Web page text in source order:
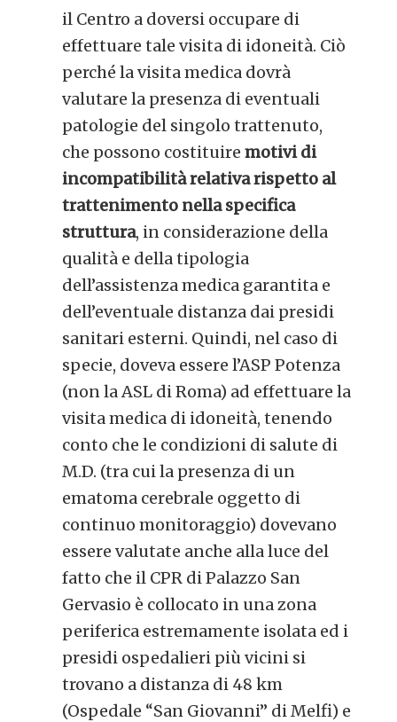
il Centro a doversi occupare di
effettuare tale visita di idoneità. Ciò
perché la visita medica dovrà
valutare la presenza di eventuali
patologie del singolo trattenuto,
che possono costituiremotivi di
incompatibilitàrelativarispetto al
trattenimento nella specifica
struttura, in considerazione della
qualità e della tipologia
dell’assistenza medica garantita e
dell’eventuale distanza dai presidi
sanitari esterni. Quindi, nel caso di
specie, doveva essere l’ASP Potenza
(non la ASL di Roma) ad effettuare la
visita medica di idoneità, tenendo
conto che le condizioni di salute di
M.D. (tra cui la presenza di un
ematoma cerebrale oggetto di
continuo monitoraggio) dovevano
essere valutate anche alla luce del
fatto che il CPR di Palazzo San
Gervasio è collocato in una zona
periferica estremamente isolata ed i
presidi ospedalieri più vicini si
trovano a distanza di 48 km
(Ospedale “San Giovanni” di Melfi) e